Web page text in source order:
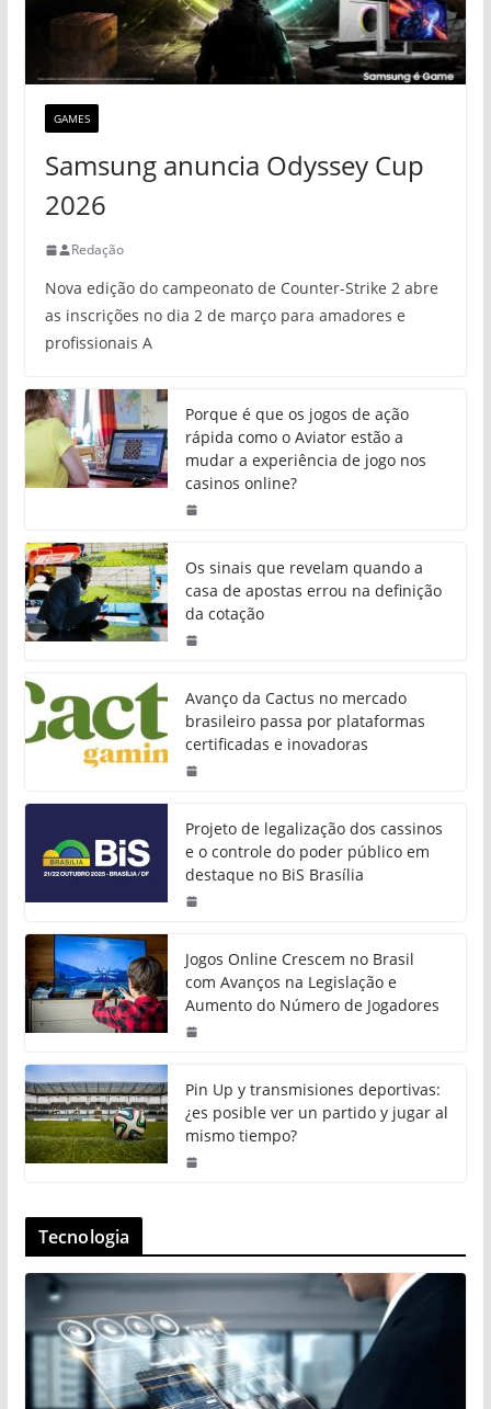
GAMES
Samsung anuncia Odyssey Cup
2026
Redação
Nova edição do campeonato de Counter-Strike 2 abre
as inscrições no dia 2 de março para amadores e
profissionais A
Porque é que os jogos de ação
rápida como o Aviator estão a
mudar a experiência de jogo nos
casinos online?
Os sinais que revelam quando a
casa de apostas errou na definição
da cotação
Avanço da Cactus no mercado
brasileiro passa por plataformas
certificadas e inovadoras
Projeto de legalização dos cassinos
e o controle do poder público em
destaque no BiS Brasília
Jogos Online Crescem no Brasil
com Avanços na Legislação e
Aumento do Número de Jogadores
Pin Up y transmisiones deportivas:
¿es posible ver un partido y jugar al
mismo tiempo?
Tecnologia